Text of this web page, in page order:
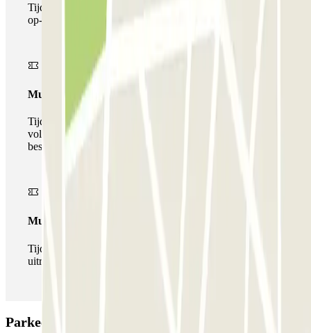
Tijdens je verblijf kun je de parkeerplaats maar één keer
op- en afrijden.
Multiparking pass
Tijdens uw verblijf kunt u gebruik maken van het
volledige netwerk van parkeergarages van deze operator,
beschikbaar bij Parclick.
Multipass
Tijdens je verblijf kun je de parkeerplaats zo vaak in- en
uitrijden als je wilt.
Parkeergarage P3 Express T1 Malpensa - SEA